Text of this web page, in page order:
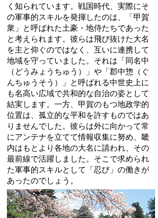
く知られています。戦国時代、実際にそ
の軍事的スキルを発揮したのは、「甲賀
衆」と呼ばれた土豪・地侍たちであった
と考えられます。彼らは飛び抜けた大名
を主と仰ぐのではなく、互いに連携して
地域を守っていました。それは「同名中
（どうみょうちゅう）」や「郡中惣（ぐ
んちゅうそう）」と呼ばれる中世史上に
も名高い広域で共和的な自治の姿として
結実します。一方、甲賀のもつ地政学的
位置は、孤立的な平和を許すものではあ
りませんでした。彼らは外に向かって常
にアンテナを立てて情報収集に努め、畿
内はもとより各地の大名に請われ、その
最前線で活躍しました。そこで求められ
た軍事的スキルとして「忍び」の働きが
あったのでしょう。